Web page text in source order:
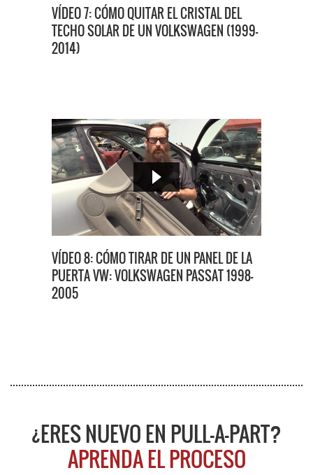
VÍDEO 7: CÓMO QUITAR EL CRISTAL DEL
TECHO SOLAR DE UN VOLKSWAGEN (1999-
2014)
VÍDEO 8: CÓMO TIRAR DE UN PANEL DE LA
PUERTA VW: VOLKSWAGEN PASSAT 1998-
2005
¿ERES NUEVO EN PULL-A-PART?
APRENDA EL PROCESO